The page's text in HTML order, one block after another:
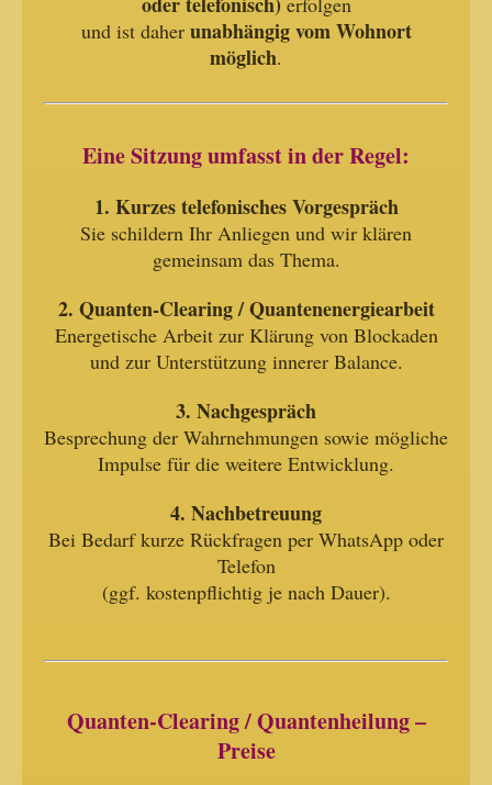
und ist daher unabhängig vom Wohnort
möglich.
Eine Sitzung umfasst in der Regel:
1. Kurzes telefonisches Vorgespräch
Sie schildern Ihr Anliegen und wir klären
gemeinsam das Thema.
2. Quanten-Clearing / Quantenenergiearbeit
Energetische Arbeit zur Klärung von Blockaden
und zur Unterstützung innerer Balance.
3. Nachgespräch
Besprechung der Wahrnehmungen sowie mögliche
Impulse für die weitere Entwicklung.
4. Nachbetreuung
Bei Bedarf kurze Rückfragen per WhatsApp oder
Telefon
(ggf. kostenpflichtig je nach Dauer).
Quanten-Clearing / Quantenheilung –
Preise